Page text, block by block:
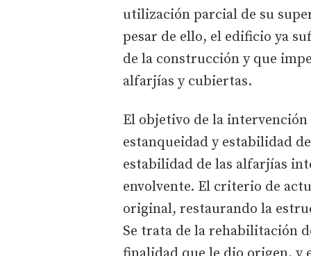
utilización parcial de su
pesar de ello, el edificio ya
de la construcción y que
alfarjías y cubiertas.
El objetivo de la
estanqueidad y estabilidad
estabilidad de las alfarjías
envolvente. El criterio de
original, restaurando la
Se trata de la rehabilitación